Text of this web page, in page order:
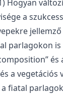
Hogyan
a
a
fiatal